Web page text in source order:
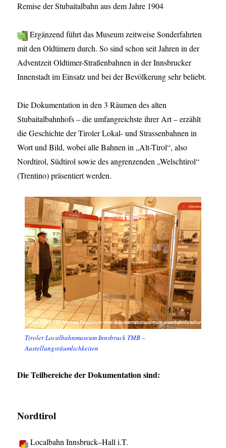
Remise der Stubaitalbahn aus dem Jahre 1904
Ergänzend führt das Museum zeitweise Sonderfahrten
mit den Oldtimern durch. So sind schon seit Jahren in der
Adventzeit Oldtimer-Straßenbahnen in der Innsbrucker
Innenstadt im Einsatz und bei der Bevölkerung sehr beliebt.
Die Dokumentation in den 3 Räumen des alten
Stubaitalbahnhofs – die umfangreichste ihrer Art – erzählt
die Geschichte der Tiroler Lokal- und Strassenbahnen in
Wort und Bild, wobei alle Bahnen in „Alt-Tirol“, also
Nordtirol, Südtirol sowie des angrenzenden „Welschtirol“
(Trentino) präsentiert werden.
Tiroler Localbahnmuseum Innsbruck TMB –
Austellungsräumlichkeiten
Die Teilbereiche der Dokumentation sind:
Nordtirol
Localbahn Innsbruck–Hall i.T.